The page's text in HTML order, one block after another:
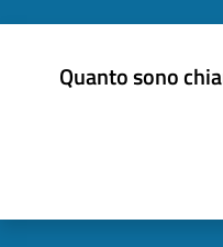
Quanto sono